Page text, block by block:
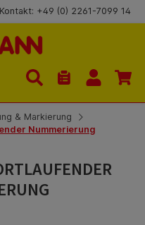
Kontakt: +49 (0) 2261-7099 14
Du hast 0
& Markierung
Nummerierung